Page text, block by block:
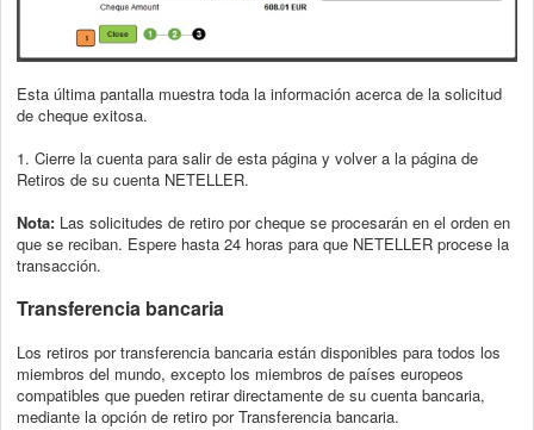
Esta última pantalla muestra toda la información acerca de la solicitud
de cheque exitosa.
1. Cierre la cuenta para salir de esta página y volver a la página de
Retiros de su cuenta NETELLER.
Nota: Las solicitudes de retiro por cheque se procesarán en el orden en
que se reciban. Espere hasta 24 horas para que NETELLER procese la
transacción.
Transferencia bancaria
Los retiros por transferencia bancaria están disponibles para todos los
miembros del mundo, excepto los miembros de países europeos
compatibles que pueden retirardirectamente de su cuenta bancaria,
mediante la opción de retiro por Transferencia bancaria.